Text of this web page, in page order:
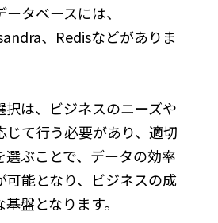
タベースには、
、Redisなどがありま
択は、ビジネスのニーズや
じて行う必要があり、適切
選ぶことで、データの効率
可能となり、ビジネスの成
盤となります。